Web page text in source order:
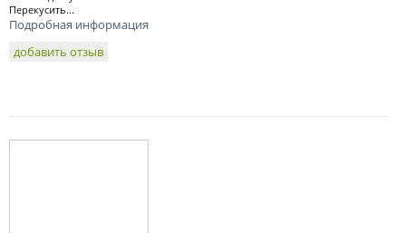
Перекусить...
Подробная информация
добавить отзыв